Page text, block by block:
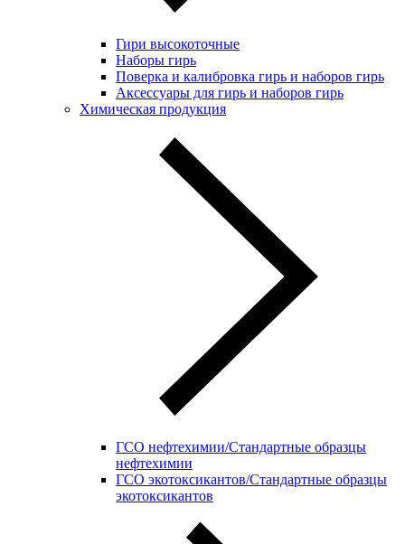
Гири высокоточные
Наборы гирь
Поверка и калибровка гирь и наборов гирь
Аксессуары для гирь и наборов гирь
Химическая продукция
ГСО нефтехимии/Стандартные образцы
нефтехимии
ГСО экотоксикантов/Стандартные образцы
экотоксикантов